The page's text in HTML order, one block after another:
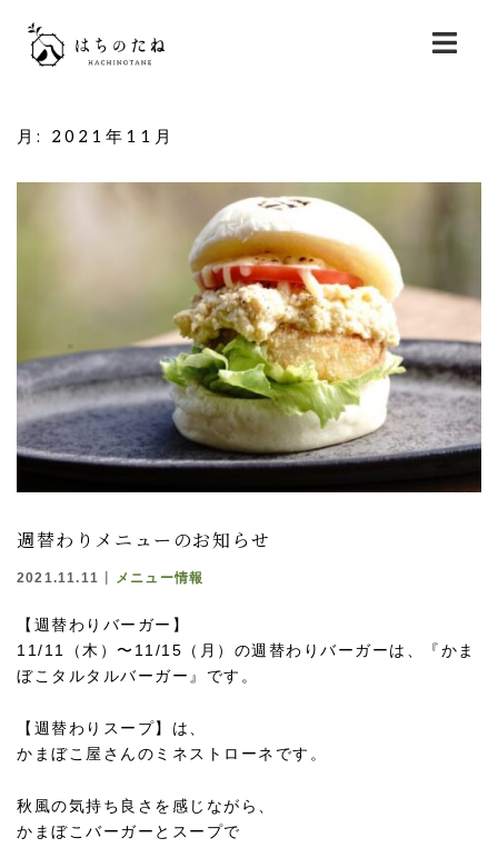
ス
月: 2021年11月
週替わりメニューのお知らせ
2021.11.11 メニュー情報
【週替わりバーガー】
11/11（木）〜11/15（月）の週替わりバーガーは、『かま
ぼこタルタルバーガー』です。
【週替わりスープ】は、
かまぼこ屋さんのミネストローネです。
秋風の気持ち良さを感じながら、
かまぼこバーガーとスープで